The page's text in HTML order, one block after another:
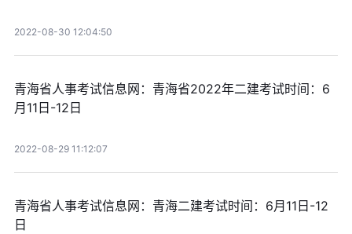
2022-08-30 12:04:50
青海省人事考试信息网：青海省2022年二建考试时间：6
月11日-12日
2022-08-29 11:12:07
青海省人事考试信息网：青海二建考试时间：6月11日-12
日